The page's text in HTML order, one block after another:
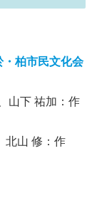
・柏市民文化会
祐加：作
修：作